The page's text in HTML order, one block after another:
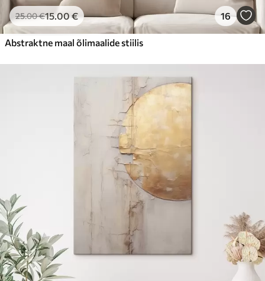
25.00€15.00€ 16
Abstraktne maal õlimaalide stiilis